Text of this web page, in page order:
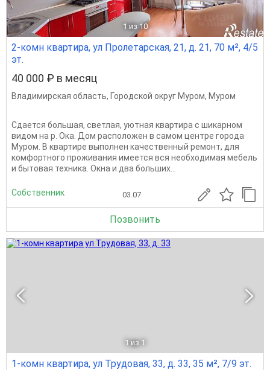
1 из 10
2-комн квартира, ул Пролетарская, 21, д. 21, 70 м², 4/5
эт.
40 000 ₽ в месяц
Владимирская область, Городской округ Муром, Муром
Сдается большая, светлая, уютная квартира с шикарном
видом на р. Ока. Дом расположен в самом центре города
Муром. В квартире выполнен качественный ремонт, для
комфортного проживания имеется вся необходимая мебель
и бытовая техника. Окна и два больших...
Собственник 03.07
Позвонить
1 из 1
1-комн квартира, ул Трудовая, 33, д. 33, 35 м², 7/9 эт.